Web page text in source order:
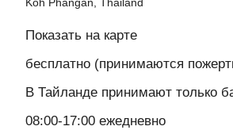
Koh Phangan, Thailand
Показать на карте
бесплатно (принимаются
В Тайланде принимают только
08:00-17:00 ежедневно